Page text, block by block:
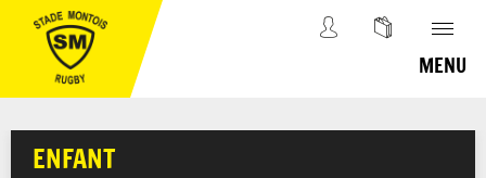
MENU
ENFANT